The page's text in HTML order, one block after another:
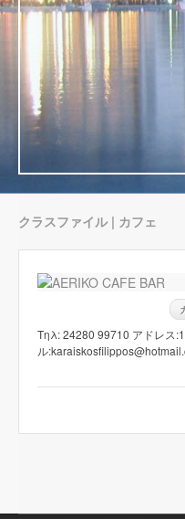
クラスファイル | カフェ
Τηλ: 24280 99710 アドレス
ル